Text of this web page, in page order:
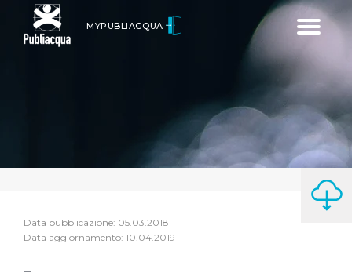
Toggle
MYPUBLIACQUA
Data pubblicazione: 05.03.2018
Data aggiornamento: 10.04.2019